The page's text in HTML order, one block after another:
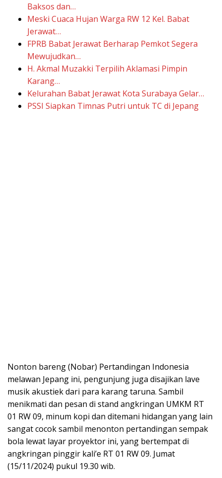
Baksos dan…
Meski Cuaca Hujan Warga RW 12 Kel. Babat
Jerawat…
FPRB Babat Jerawat Berharap Pemkot Segera
Mewujudkan…
H. Akmal Muzakki Terpilih Aklamasi Pimpin
Karang…
Kelurahan Babat Jerawat Kota Surabaya Gelar…
PSSI Siapkan Timnas Putri untuk TC di Jepang
Nonton bareng (Nobar) Pertandingan Indonesia
melawan Jepang ini, pengunjung juga disajikan lave
musik akustiek dari para karang taruna. Sambil
menikmati dan pesan di stand angkringan UMKM RT
01 RW 09, minum kopi dan ditemani hidangan yang lain
sangat cocok sambil menonton pertandingan sempak
bola lewat layar proyektor ini, yang bertempat di
angkringan pinggir kali’e RT 01 RW 09. Jumat
(15/11/2024) pukul 19.30 wib.